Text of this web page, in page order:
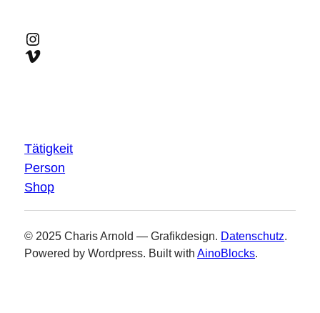
Instagram
Vimeo
Tätigkeit
Person
Shop
© 2025 Charis Arnold — Grafikdesign. Datenschutz.
Powered by Wordpress. Built withAinoBlocks.